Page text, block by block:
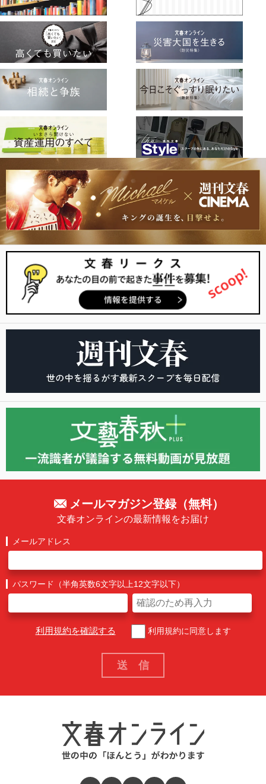
メールマガジン登録（無料）
文春オンラインの最新情報をお届け
メールアドレス
パスワード（半角英数6文字以上12文字以下）
利用規約を確認する 利用規約に同意します